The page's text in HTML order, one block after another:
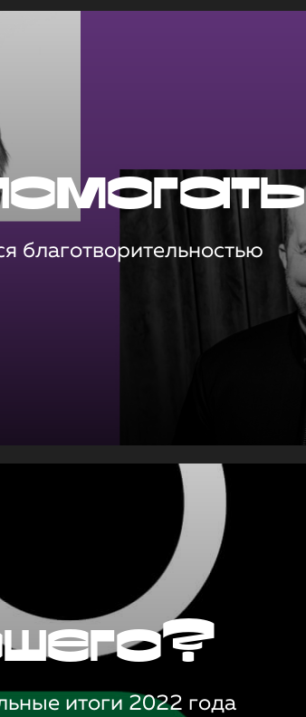
благотворительностью
итоги 2022 года